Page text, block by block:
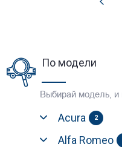
По модели
Выбирай модель,
Acura 2
Alfa Romeo